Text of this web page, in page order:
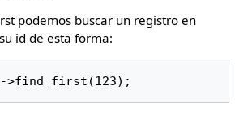
podemos buscar un registro en
id de esta forma:
>find_first(123);